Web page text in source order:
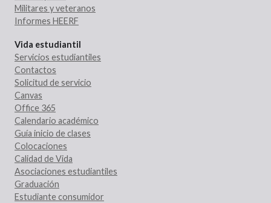
Militares y veteranos
Informes HEERF
Vida estudiantil
Servicios estudiantiles
Contactos
Solicitud de servicio
Canvas
Office 365
Calendario académico
Guía inicio de clases
Colocaciones
Calidad de Vida
Asociaciones estudiantiles
Graduación
Estudiante consumidor